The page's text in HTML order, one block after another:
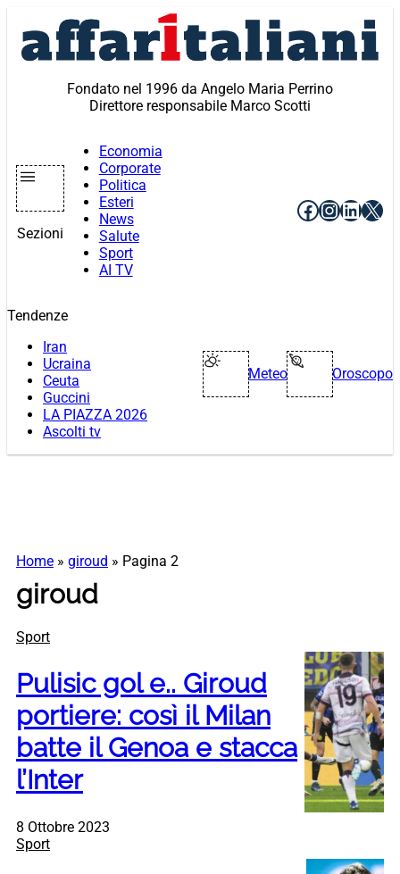
contenuto
Fondato nel 1996 da Angelo Maria Perrino
Direttore responsabile Marco Scotti
Sezioni
Economia
Corporate
Politica
Esteri
News
Salute
Sport
AI TV
Facebook
X
Tendenze
Iran
Ucraina
Ceuta
Guccini
LA PIAZZA 2026
Ascolti tv
Meteo Oroscopo
Home » giroud » Pagina 2
giroud
Sport
Pulisic gol e.. Giroud
portiere: così il Milan
batte il Genoa e stacca
l’Inter
8 Ottobre 2023
Sport